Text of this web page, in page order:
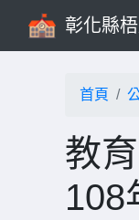
彰化縣
首頁
教
108